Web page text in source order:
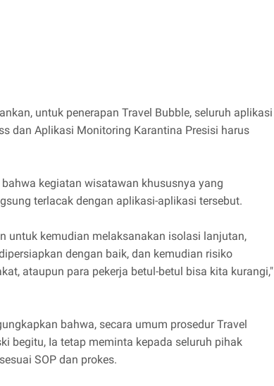
untuk penerapan Travel Bubble, seluruh aplikasi
dan Aplikasi Monitoring Karantina Presisi harus
kegiatan wisatawan khususnya yang
terlacak dengan aplikasi-aplikasi tersebut.
untuk kemudian melaksanakan isolasi lanjutan,
dengan baik, dan kemudian risiko
ataupun para pekerja betul-betul bisa kita kurangi,"
bahwa, secara umum prosedur Travel
begitu, Ia tetap meminta kepada seluruh pihak
SOP dan prokes.